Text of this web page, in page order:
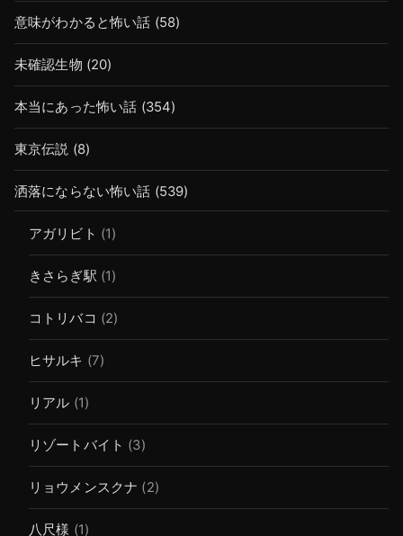
意味がわかると怖い話 (58)
未確認生物 (20)
本当にあった怖い話 (354)
東京伝説 (8)
洒落にならない怖い話 (539)
アガリビト (1)
きさらぎ駅 (1)
コトリバコ (2)
ヒサルキ (7)
リアル (1)
リゾートバイト (3)
リョウメンスクナ (2)
八尺様 (1)